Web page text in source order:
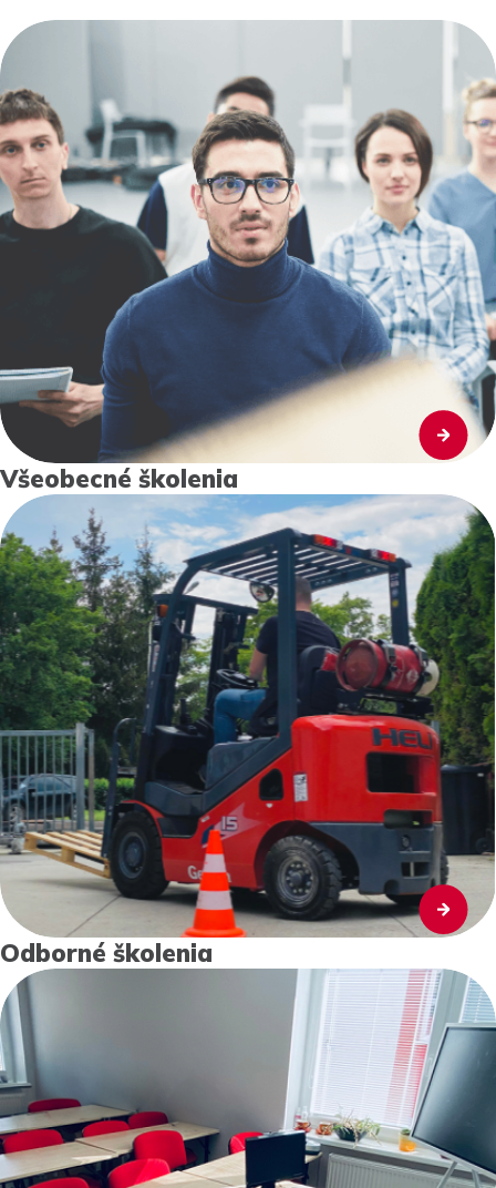
Všeobecné školenia
Odborné školenia